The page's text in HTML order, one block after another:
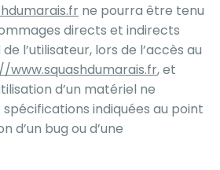
ne pourra être tenu
directs et indirects
l’utilisateur, lors de l’accès au
www.squashdumarais.fr, et
d’un matériel ne
indiquées au point
d’un bug ou d’une